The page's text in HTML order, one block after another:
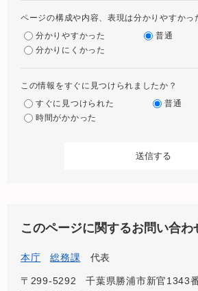
ページの構成や内容、表現は分かりやすかっ
分かりやすかった
普通
分かりにくかった
この情報をすぐに見つけられましたか？
すぐに見つけられた
普通
時間がかかった
このページに関するお問い合わ
本庁 総務課 代表
〒299-5292
千葉県勝浦市新官1343